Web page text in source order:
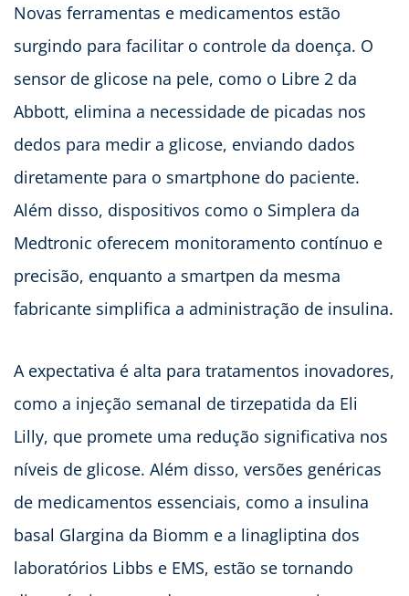
Novas ferramentas e medicamentos estão
surgindo para facilitar o controle da doença. O
sensor de glicose na pele, como o Libre 2 da
Abbott, elimina a necessidade de picadas nos
dedos para medir a glicose, enviando dados
diretamente para o smartphone do paciente.
Além disso, dispositivos como o Simplera da
Medtronic oferecem monitoramento contínuo e
precisão, enquanto a smartpen da mesma
fabricante simplifica a administração de insulina.
A expectativa é alta para tratamentos inovadores,
como a injeção semanal de tirzepatida da Eli
Lilly, que promete uma redução significativa nos
níveis de glicose. Além disso, versões genéricas
de medicamentos essenciais, como a insulina
basal Glargina da Biomm e a linagliptina dos
laboratórios Libbs e EMS, estão se tornando